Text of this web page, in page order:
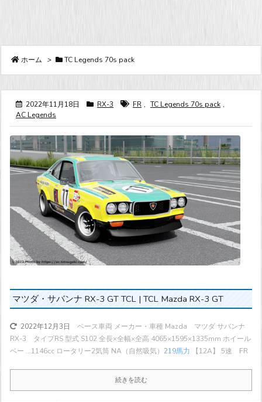
ホーム > TC Legends 70s pack
2022年11月18日 RX-3 FR , TC Legends 70s pack ,
AC Legends
マツダ・サバンナ RX-3 GT TCL | TCL Mazda RX-3 GT
2022年12月3日
ベース車両 メーカー・車種 Mazda マツダ サバンナ
RX-3 タイプRS 型式 S102 全長×全幅×全高 4065×1595×1335mm ホイール
ベー ...1146cc ロータリー2気筒 NA（自然吸気） 219馬力 【12A】 5速 FR
続きを読む